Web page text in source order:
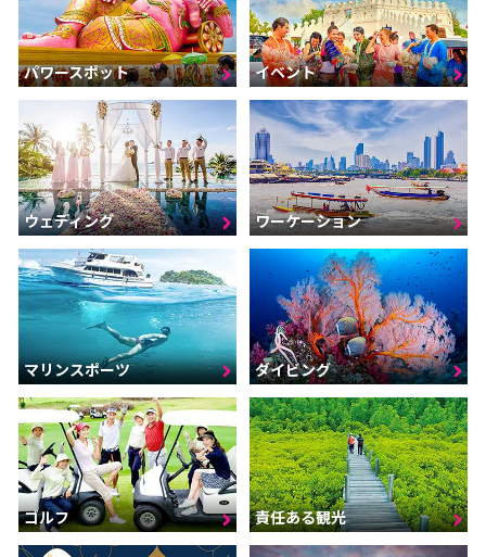
パワースポット イベント
ウェディング ワーケーション
マリンスポーツ ダイビング
ゴルフ 責任ある観光